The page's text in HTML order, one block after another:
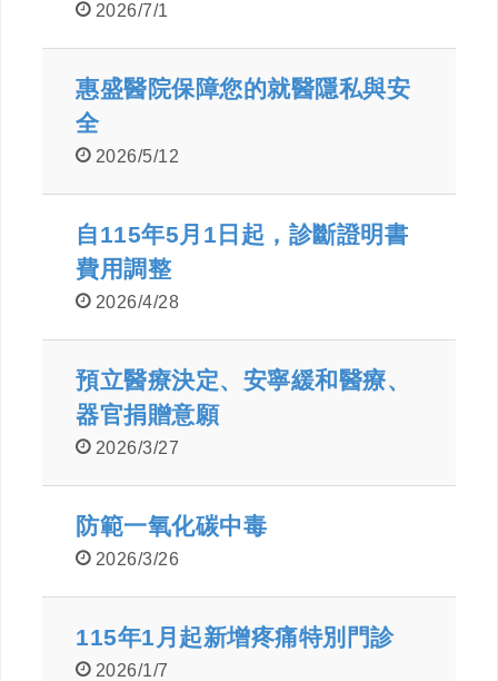
2026/7/1
惠盛醫院保障您的就醫隱私與安
全
2026/5/12
自115年5月1日起，診斷證明書
費用調整
2026/4/28
預立醫療決定、安寧緩和醫療、
器官捐贈意願
2026/3/27
防範一氧化碳中毒
2026/3/26
115年1月起新增疼痛特別門診
2026/1/7